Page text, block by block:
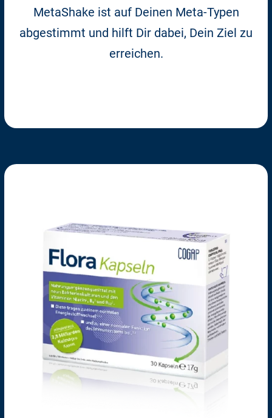
MetaShake ist auf Deinen Meta-Typen
abgestimmt und hilft Dir dabei, Dein Ziel zu
erreichen.